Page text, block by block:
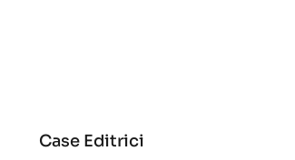
Case Editrici